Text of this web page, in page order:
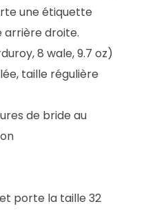
une étiquette
arrière droite.
8 wale, 9.7 oz)
taille régulière
de bride au
porte la taille 32